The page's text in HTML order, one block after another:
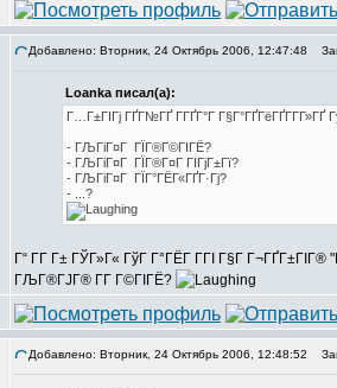
Добавлено: Вторник, 24 Октябрь 2006, 12:47:48
Loanka писал(а):
Г…Г±ГІГј ГҐГ№ГҐ Г­ГҐГ°Г Г§Г°ГҐГёГҐГ­Г­Г»ГҐ
- ГЉГіГ¤Г ГЇГ®Г©ГІГЁ?
- ГЉГіГ¤Г ГЇГ®Г¤Г ГІГјГ±Гї?
- ГЉГіГ¤Г ГЇГ°ГЁГ«ГҐГ·Гј?
- ...?
Г“ Г­Г Г± ГЎГ»Г« ГўГ Г°ГЁГ Г­ГІ Г§Г Г¬ГҐГ±ГІГ®
ГЉГ®ГЈГ® Г­Г Г©ГІГЁ?
Добавлено: Вторник, 24 Октябрь 2006, 12:48:52